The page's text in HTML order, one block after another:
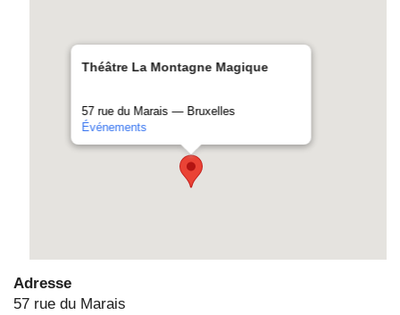
Théâtre La Montagne Magique
57 rue du Marais — Bruxelles
Évé­ne­ments
Adresse
57 rue du Marais